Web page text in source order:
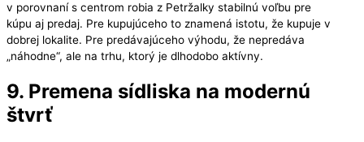
v porovnaní s centrom robia z Petržalky stabilnú voľbu pre
kúpu aj predaj. Pre kupujúceho to znamená istotu, že kupuje v
dobrej lokalite. Pre predávajúceho výhodu, že nepredáva
„náhodne“, ale na trhu, ktorý je dlhodobo aktívny.
9. Premena sídliska na modernú
štvrť